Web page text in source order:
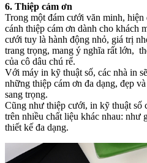
6. Thiệp cám ơn
Trong một đám cưới văn minh, hiện
cánh thiệp cám ơn dành cho khách
cưới tuy là hành động nhỏ, giá trị
trang trọng, mang ý nghĩa rất lớn,
của cô dâu chú rể.
Với máy in kỹ thuật số, các nhà in
những thiệp cám ơn đa dạng, đẹp
sang trọng.
Cũng như thiệp cưới, in kỹ thuật số
trên nhiều chất liệu khác nhau: như
thiết kế đa dạng.